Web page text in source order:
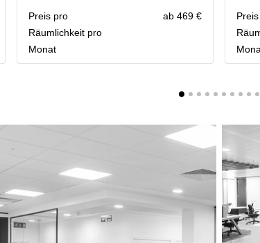
Preis pro
Räumlichkeit pro
Monat
ab 469 €